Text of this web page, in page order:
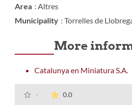
Area : Altres
Municipality : Torrelles de
More
Catalunya en Miniatura S.A.
- 0.0The average